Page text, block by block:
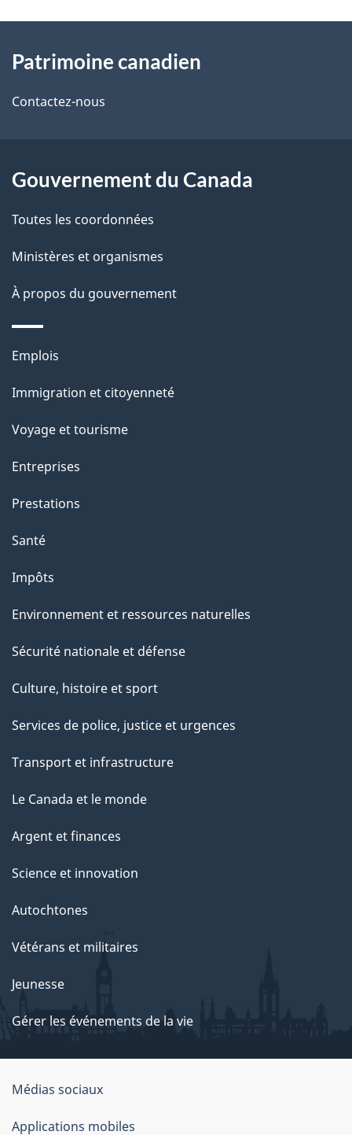
l
s
a
p
a
g
e
t
e
t
o
a
t
i
o
n
s
r
c
t
e
p
a
e
propos
de
site
Patrimoine canadien
Contactez-nous
Gouvernement du Canada
Toutes les coordonnées
Ministères et organismes
À propos du gouvernement
Thèmes
sujets
Emplois
Immigration et citoyenneté
Voyage et tourisme
Entreprises
Prestations
Santé
Impôts
Environnement et ressources naturelles
Sécurité nationale et défense
Culture, histoire et sport
Services de police, justice et urgences
Transport et infrastructure
Le Canada et le monde
Argent et finances
Science et innovation
Autochtones
Vétérans et militaires
Jeunesse
Gérer les événements de la vie
Organisation
du
Médias sociaux
Applications mobiles